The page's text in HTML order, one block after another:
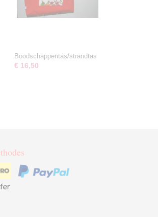
Boodschappentas/strandtas
€ 16,50